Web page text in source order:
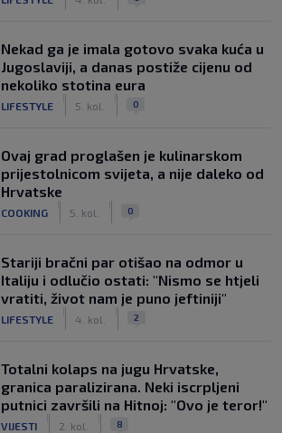
Nekad ga je imala gotovo svaka kuća u
Jugoslaviji, a danas postiže cijenu od
nekoliko stotina eura
LIFESTYLE 5. kol. 0
Ovaj grad proglašen je kulinarskom
prijestolnicom svijeta, a nije daleko od
Hrvatske
COOKING 5. kol. 0
Stariji bračni par otišao na odmor u
Italiju i odlučio ostati: "Nismo se htjeli
vratiti, život nam je puno jeftiniji"
LIFESTYLE 4. kol. 2
Totalni kolaps na jugu Hrvatske,
granica paralizirana. Neki iscrpljeni
putnici završili na Hitnoj: "Ovo je teror!"
VIJESTI 2. kol. 8